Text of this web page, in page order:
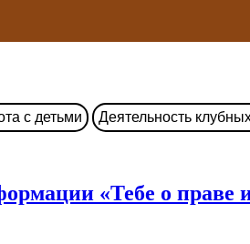
с детьми Деятельность
«Тебе о праве